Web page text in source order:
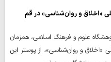
«اخلاق و روان‌شناسی» در قم
علوم و فرهنگ اسلامی، همزمان
«اخلاق و روان‌شناسی»، از پوستر این